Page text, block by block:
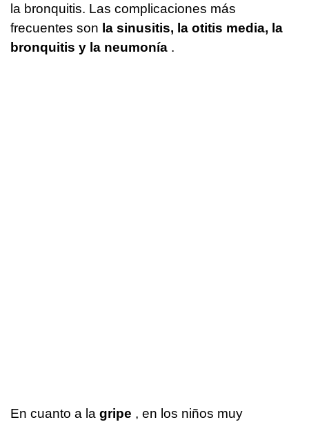
la bronquitis. Las complicaciones más
frecuentes son la sinusitis, la otitis media, la
bronquitis y la neumonía .
En cuanto a la gripe , en los niños muy